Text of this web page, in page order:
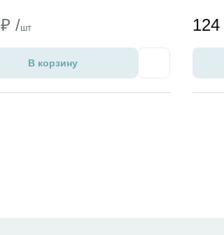
₽ /шт
В корзину
124